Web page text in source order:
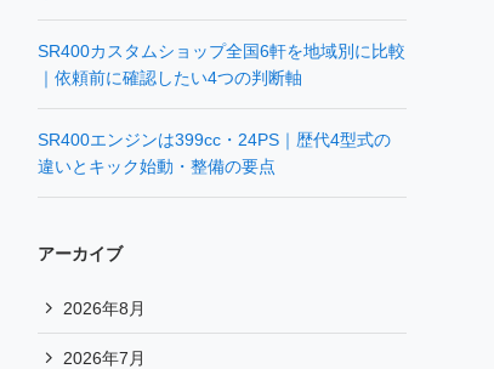
SR400カスタムショップ全国6軒を地域別に比較
｜依頼前に確認したい4つの判断軸
SR400エンジンは399cc・24PS｜歴代4型式の
違いとキック始動・整備の要点
アーカイブ
2026年8月
2026年7月